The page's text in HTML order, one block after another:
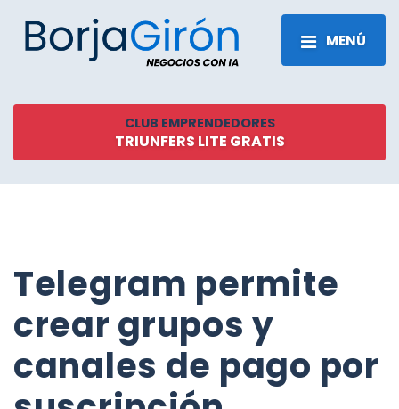
MENÚ
CLUB EMPRENDEDORES
TRIUNFERS LITE GRATIS
Telegram permite
crear grupos y
canales de pago por